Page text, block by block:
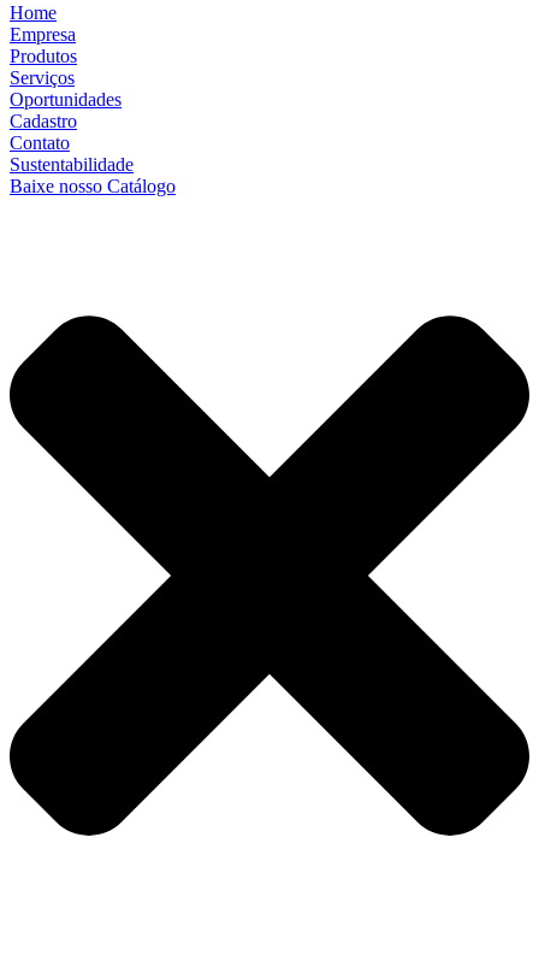
Home
Empresa
Produtos
Serviços
Oportunidades
Cadastro
Contato
Sustentabilidade
Baixe nosso Catálogo